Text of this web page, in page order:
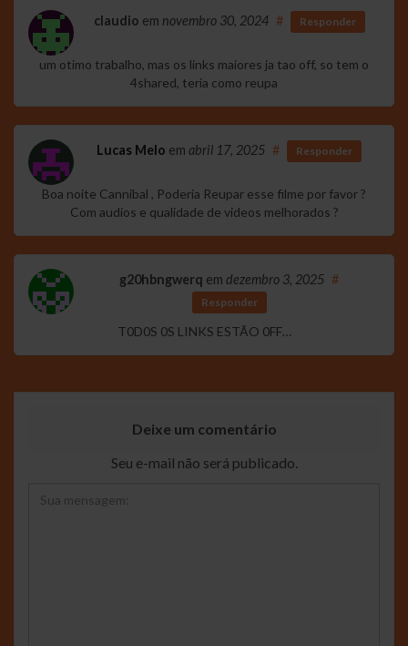
claudio em novembro 30, 2024 # Responder
um otimo trabalho, mas os links maiores ja tao off, so tem o
4shared, teria como reupa
Lucas Melo em abril 17, 2025 # Responder
Boa noite Cannibal , Poderia Reupar esse filme por favor ?
Com audios e qualidade de videos melhorados ?
g20hbngwerq em dezembro 3, 2025 #
Responder
T0D0S 0S LINKS ESTÃO 0FF…
Deixe um comentário
Seu e-mail não será publicado.